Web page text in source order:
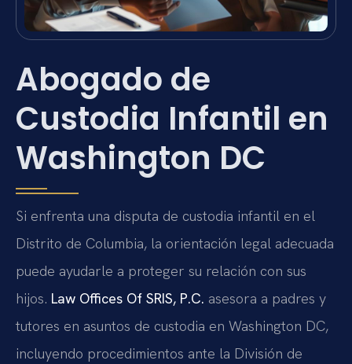
Abogado de
Custodia Infantil en
Washington DC
Si enfrenta una disputa de custodia infantil en el
Distrito de Columbia, la orientación legal adecuada
puede ayudarle a proteger su relación con sus
hijos. Law Offices Of SRIS, P.C. asesora a padres y
tutores en asuntos de custodia en Washington DC,
incluyendo procedimientos ante la División de